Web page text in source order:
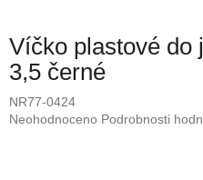
Víčko plastové do
3,5 černé
NR77-0424
Průměrné
Neohodnoceno Podrobnosti